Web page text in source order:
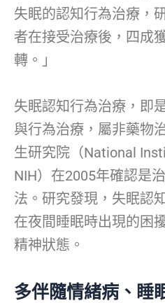
失眠的認知行為治療，
者在接受治療後，四成
轉。」
失眠認知行為治療，即
與行為治療，屬非藥物
生研究院（National
NIH）在2005年確認是
法。研究發現，失眠認
在夜間睡眠時出現的困
精神狀態。
多伴隨情緒病、睡